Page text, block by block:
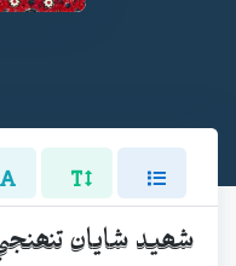
شھيد شايان